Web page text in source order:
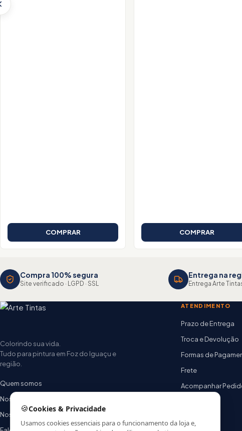
COMPRAR COMPRAR
Compra 100% segura
Site verificado · LGPD · SSL
Entrega na
Entrega Arte
Colorindo sua vida.
Tudo para pintura em Foz do Iguaçu e
região.
Quem somos
Nossas lojas
Nossa equipe
ATENDIMENTO
Prazo de Entrega
Troca e Devolução
Formas de
Frete
Acompanhar
🍪Cookies & Privacidade
Usamos cookies essenciais para o funcionamento da loja e,